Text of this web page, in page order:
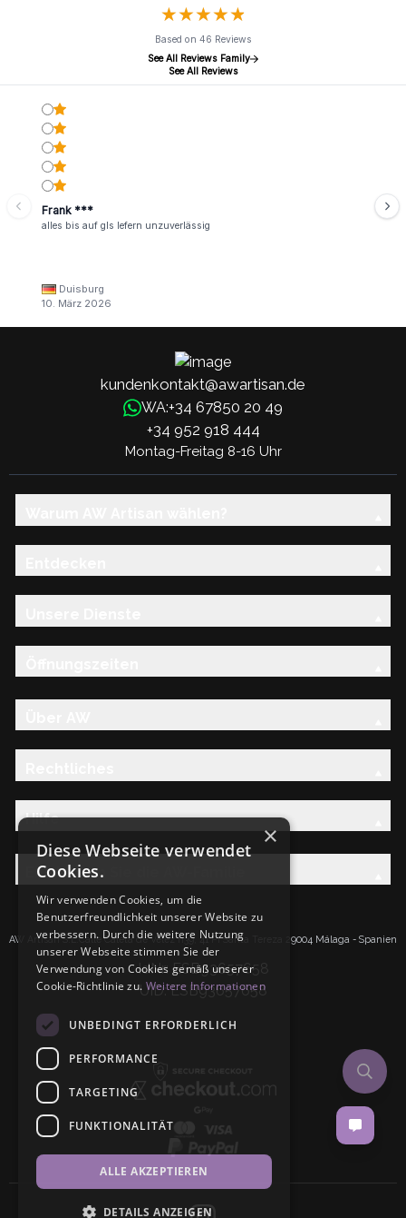
★★★★★
★★★★★
Based on 46 Reviews
See All Reviews Family
See All Reviews
Frank ***
alles bis auf gls lefern unzuverlässig
Duisburg
10. März 2026
kundenkontakt@awartisan.de
WA:+34 67850 20 49
+34 952 918 444
Montag-Freitag 8-16 Uhr
Hilfe
Entdecken Sie die AW-Familie
AW Artisan S.L.Calle Caleta de Velez n39, 41 PI Santa Tereza 29004 Málaga - Spanien
IdNr: ESB93657658
UID: ESB93657658
×
Diese Webseite verwendet
Cookies.
Wir verwenden Cookies, um die
Benutzerfreundlichkeit unserer Website zu
verbessern. Durch die weitere Nutzung
unserer Webseite stimmen Sie der
Verwendung von Cookies gemäß unserer
Cookie-Richtlinie zu. Weitere Informationen
UNBEDINGT ERFORDERLICH
PERFORMANCE
TARGETING
FUNKTIONALITÄT
ALLE AKZEPTIEREN
DETAILS ANZEIGEN